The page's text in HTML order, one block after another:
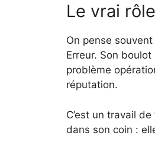
Le vrai
On pense
Erreur. Son
problème
réputation.
C’est un travail
dans son coin :